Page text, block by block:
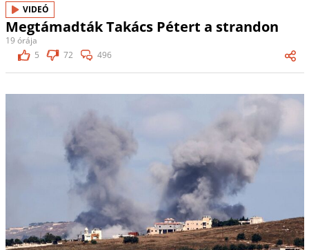
VIDEÓ
Megtámadták Takács Pétert a strandon
19 órája
5
72 496